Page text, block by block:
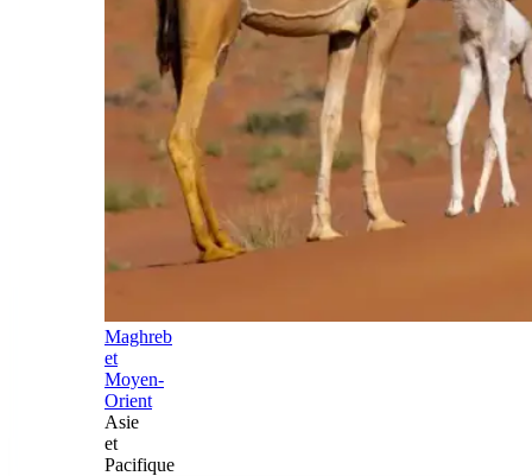
Maghreb
et
Moyen-
Orient
Asie
et
Pacifique